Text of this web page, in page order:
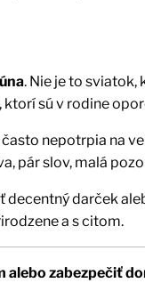
. Nie je to sviatok,
sú v rodine
nepotrpia na
pár slov, malá
darček
a s citom.
zabezpečiť